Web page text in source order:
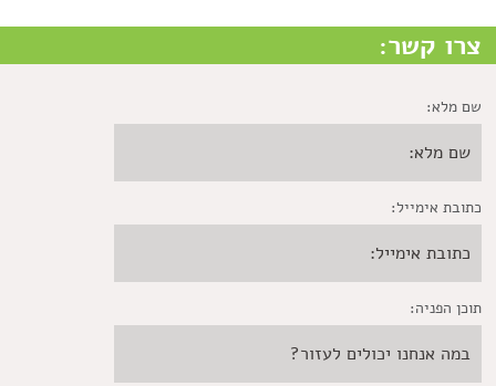
צרו קשר:
שם מלא:
כתובת אימייל:
תוכן הפניה: